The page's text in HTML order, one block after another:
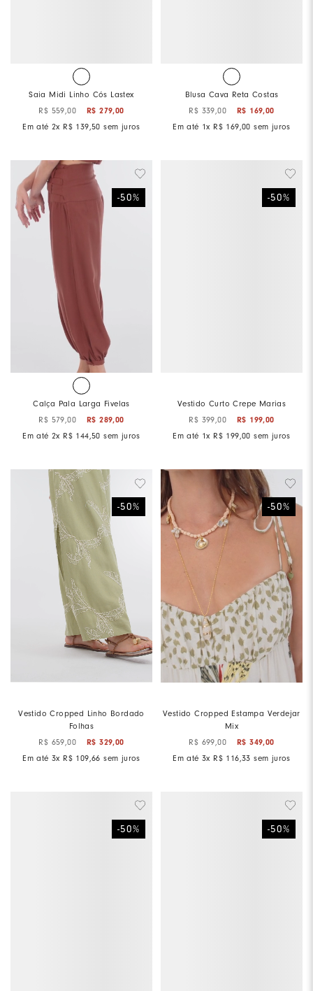
Saia Midi Linho Cós Lastex
R$ 559 ,00 R$ 279,00
Em até 2x R$ 139 ,50 sem juros
Blusa Cava Reta Costas
R$ 339 ,00 R$ 169,00
Em até 1x R$ 169 ,00 sem juros
-50%
Calça Pala Larga Fivelas
R$ 579,00 R$ 289,00
Em até 2x R$ 144,50 sem juros
-50%
Vestido Curto Crepe Marias
R$ 399,00 R$ 199,00
Em até 1x R$ 199,00 sem juros
-50%
Vestido Cropped Linho Bordado
Folhas
R$ 659 ,00 R$ 329,00
Em até 3x R$ 109 ,66 sem juros
-50%
Vestido Cropped Estampa Verdejar
Mix
R$ 699 ,00 R$ 349,00
Em até 3x R$ 116 ,33 sem juros
-50% -50%